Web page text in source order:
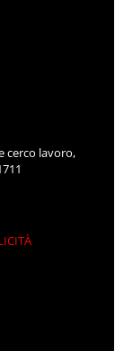
cerco lavoro,